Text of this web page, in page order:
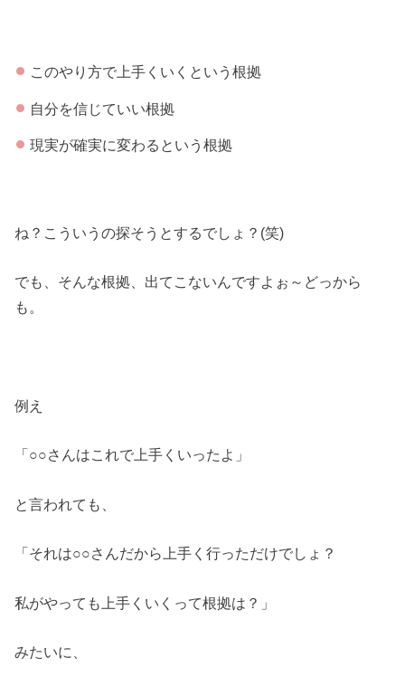
このやり方で上手くいくという根拠
自分を信じていい根拠
現実が確実に変わるという根拠
ね？こういうの探そうとするでしょ？(笑)
でも、そんな根拠、出てこないんですよぉ～どっから
も。
例え
「○○さんはこれで上手くいったよ」
と言われても、
「それは○○さんだから上手く行っただけでしょ？
私がやっても上手くいくって根拠は？」
みたいに、